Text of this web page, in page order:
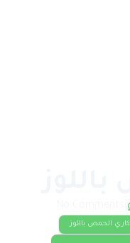
كاري الحمص باللوز